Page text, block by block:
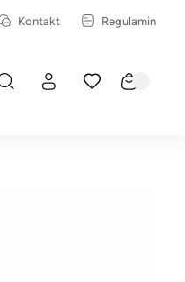
Kontakt Regulamin